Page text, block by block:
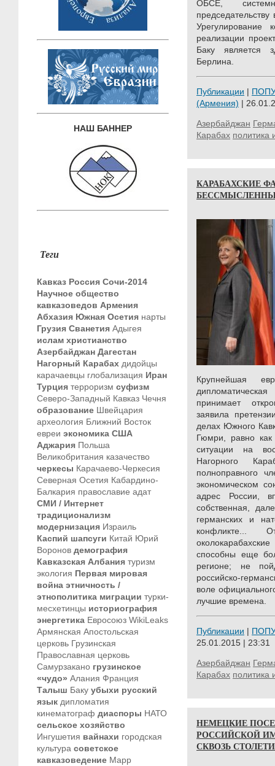
НАШ БАННЕР
Теги
Кавказ Россия Сочи-2014
Научное общество
кавказоведов Армения
Абхазия Южная Осетия нарты
Грузия Сванетия Адыгея
ислам христианство
Азербайджан Дагестан
Нагорный Карабах дидойцы
карачаевцы глобализация Иран
Турция терроризм суфизм
Северо-Западный Кавказ Чечня
образование Швейцария
археология Ближний Восток
евреи экономика США
Аджария Польша
Великобритания казачество
черкесы Карачаево-Черкесия
Северная Осетия Кабардино-
Балкария православие адат
СМИ / Интернет
традиционализм
модернизация Израиль
Каспий шапсуги Китай Юрий
Воронов демография
Кавказская Албания туризм
экология Первая мировая
война этничность /
этнополитика миграции турки-
месхетинцы историография
энергетика Евросоюз WikiLeaks
Армянская Апостольская
церковь Грузинская
Православная церковь
Самурзакано грузинское
«чудо» Алания Франция
Талыш Баку убыхи русский
язык дипломатия
кинематограф диаспоры НАТО
сельское хозяйство
Ингушетия вайнахи городская
культура советское
кавказоведение Марр
ОБСЕ,
Урегулирование
реализации
Баку является
Берлина.
Публикации |
(Армения) |
Азербайджан
Карабах политика
КАРАБАХСКИЕ
Крупнейшая
принимает
заявила
делах Южного
Гюмри, равно как
ситуации на
Нагорного
полноправного
экономическом
адрес России,
собственная,
германских и
конфликте...
способны еще
регионе; не
российско-
воле
лучшие времена.
Публикации |
25.01.2015 | 23:31
Азербайджан
Карабах политика
НЕМЕЦКИЕ
РОССИЙСКОЙ
СКВОЗЬ